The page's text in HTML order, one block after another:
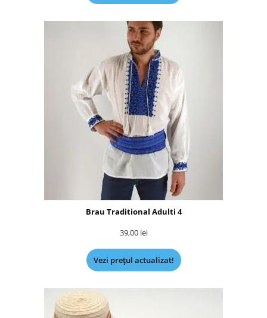
Brau Traditional Adulti 4
39,00 lei
Vezi prețul actualizat!